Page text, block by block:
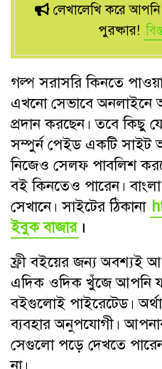
লেখালেখি করে
পুরষ্কার!
গল্প সরাসরি কিনতে
এখনো সেভাবে অনলাইনে
প্রদান করছেন। তবে কিছু
সম্পুর্ন পেইড একটি সাইট
নিজেও সেলফ পাবলিশ
বই কিনতেও পারেন।
সেখানে। সাইটের ঠিকানা
ইবুক বাজার ।
ফ্রী বইয়ের জন্য অবশ্যই
এদিক ওদিক খুঁজে আপনি
বইগুলোই পাইরেটেড।
ব্যবহার অনুপযোগী।
সেগুলো পড়ে দেখতে